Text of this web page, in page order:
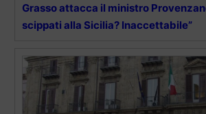
Grasso attacca il ministro
scippati alla Sicilia? Inaccettabile”